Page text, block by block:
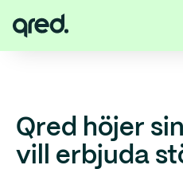
Qred höjer
vill erbjuda